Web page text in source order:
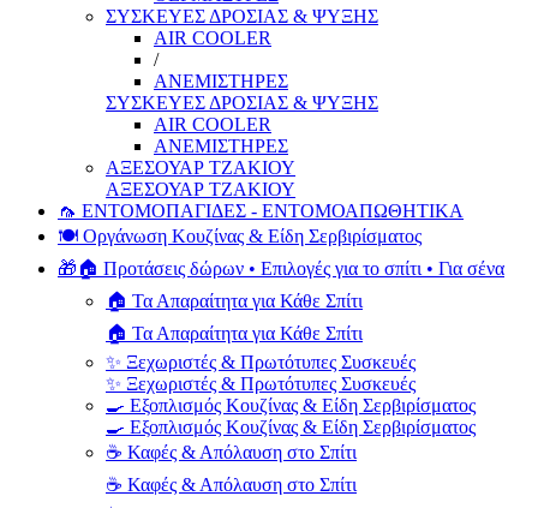
ΣΥΣΚΕΥΕΣ ΔΡΟΣΙΑΣ & ΨΥΞΗΣ
AIR COOLER
/
ΑΝΕΜΙΣΤΗΡΕΣ
ΣΥΣΚΕΥΕΣ ΔΡΟΣΙΑΣ & ΨΥΞΗΣ
AIR COOLER
ΑΝΕΜΙΣΤΗΡΕΣ
ΑΞΕΣΟΥΑΡ ΤΖΑΚΙΟΥ
ΑΞΕΣΟΥΑΡ ΤΖΑΚΙΟΥ
🦟 ΕΝΤΟΜΟΠΑΓΙΔΕΣ - ΕΝΤΟΜΟΑΠΩΘΗΤΙΚΑ
🍽️ Οργάνωση Κουζίνας & Είδη Σερβιρίσματος
🎁🏠 Προτάσεις δώρων • Επιλογές για το σπίτι • Για σένα
🏠 Τα Απαραίτητα για Κάθε Σπίτι
🏠 Τα Απαραίτητα για Κάθε Σπίτι
✨ Ξεχωριστές & Πρωτότυπες Συσκευές
✨ Ξεχωριστές & Πρωτότυπες Συσκευές
🍳 Εξοπλισμός Κουζίνας & Είδη Σερβιρίσματος
🍳 Εξοπλισμός Κουζίνας & Είδη Σερβιρίσματος
☕ Καφές & Απόλαυση στο Σπίτι
☕ Καφές & Απόλαυση στο Σπίτι